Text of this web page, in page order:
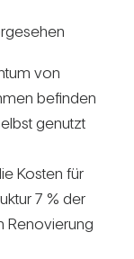
von
befinden
genutzt
Kosten für
7 % der
Reno­vie­rung